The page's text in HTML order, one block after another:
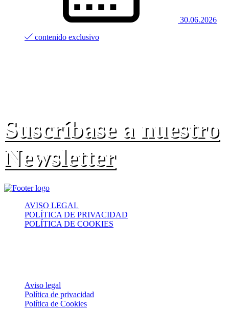
30.06.2026
contenido exclusivo
Suscríbase a nuestro
Newsletter
AVISO LEGAL
POLÍTICA DE PRIVACIDAD
POLÍTICA DE COOKIES
Aviso legal
Política de privacidad
Política de Cookies